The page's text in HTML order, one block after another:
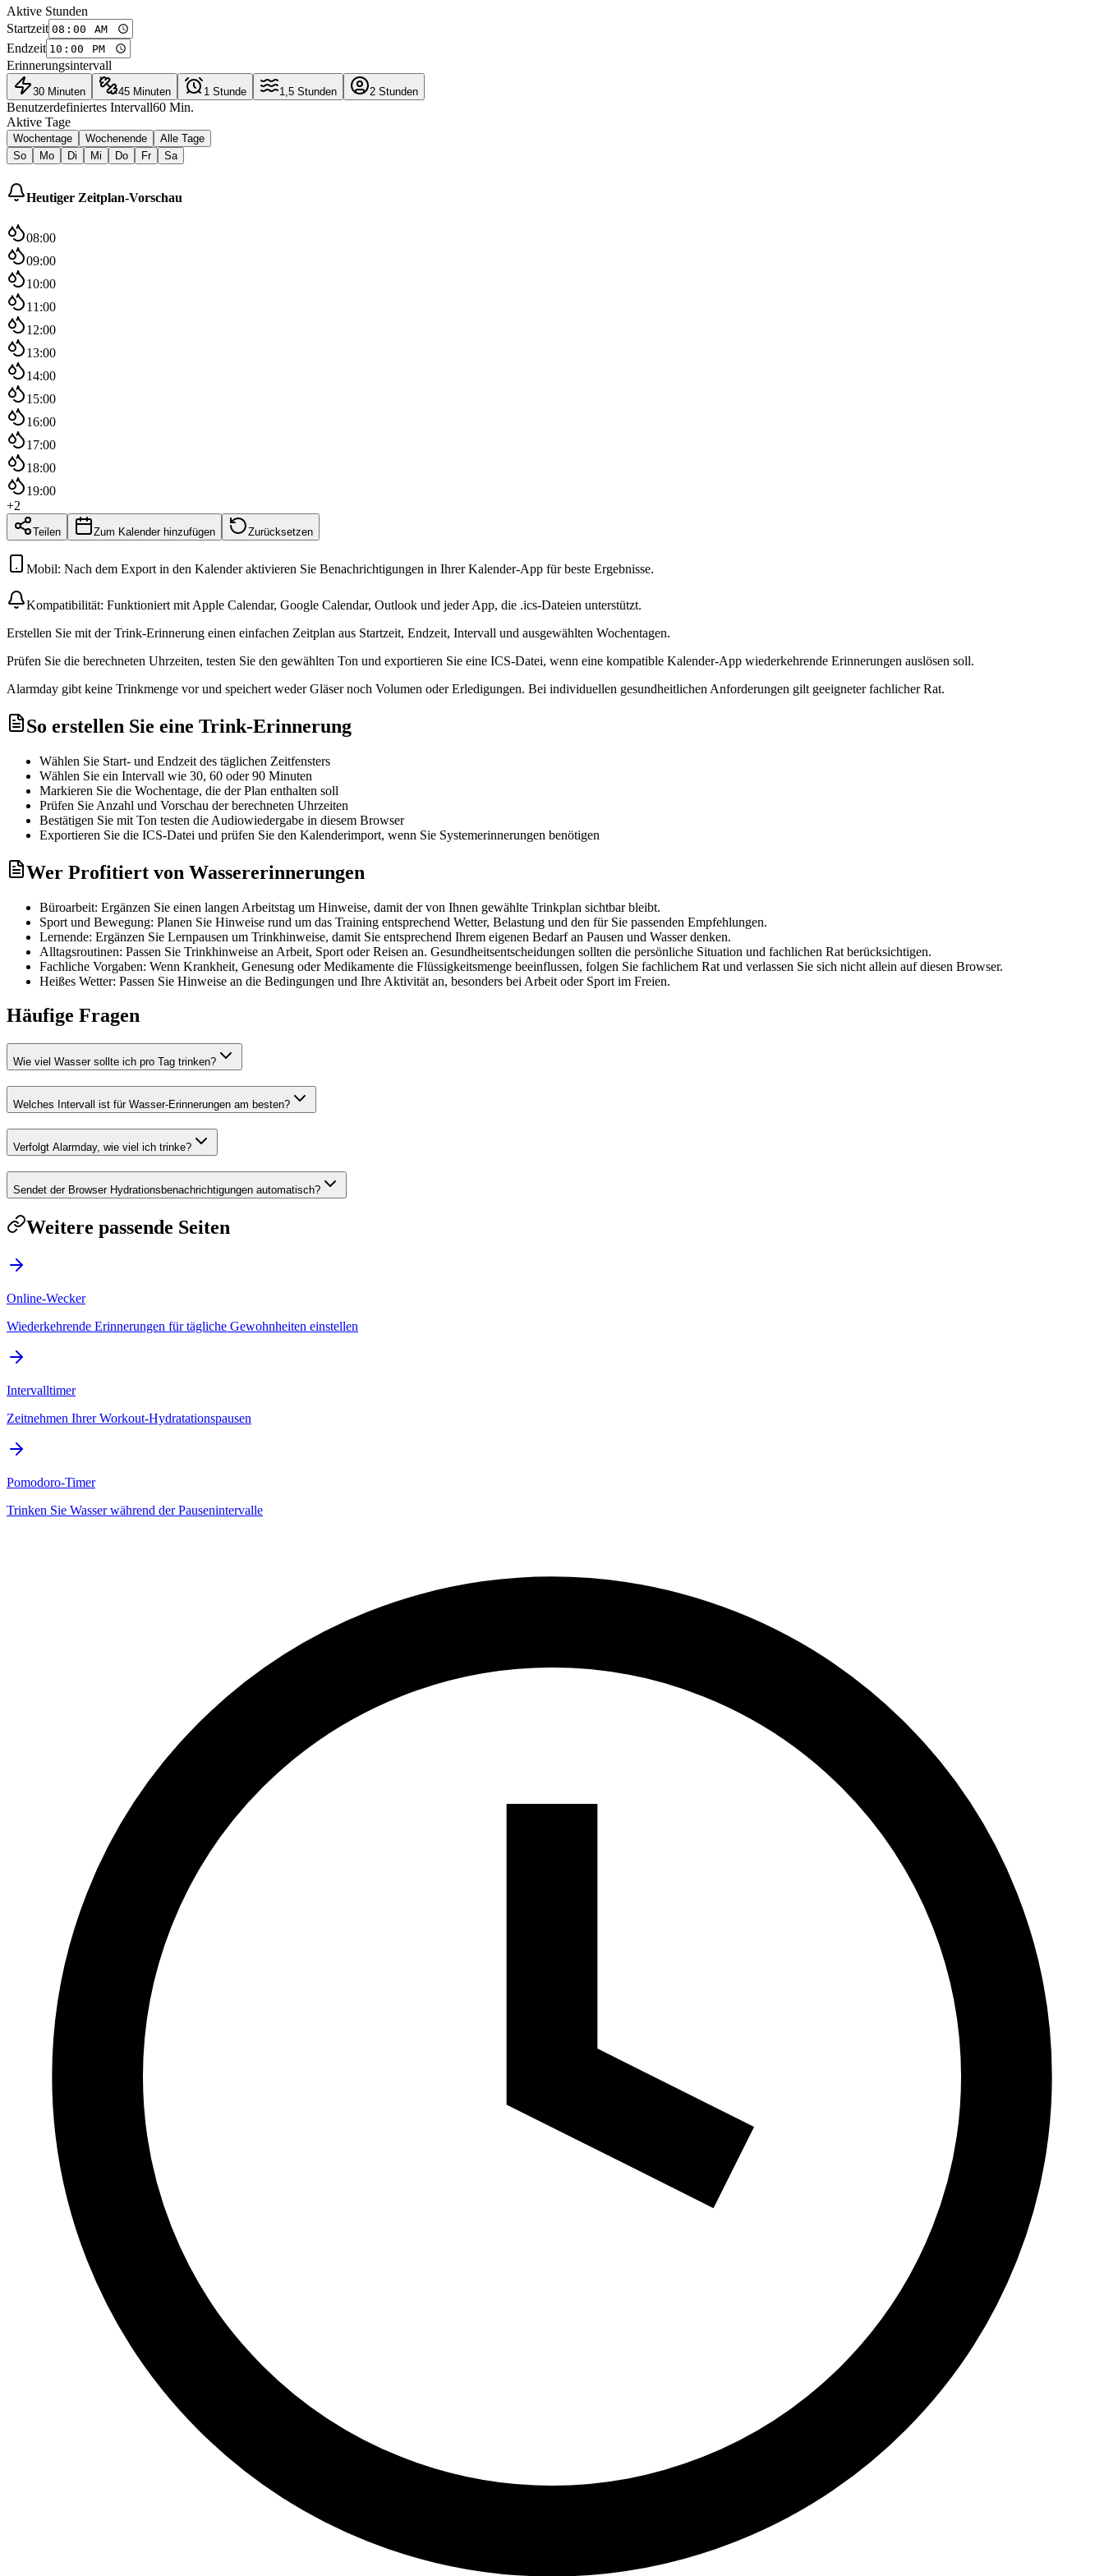
Aktive Stunden
Startzeit
Endzeit
Erinnerungsintervall
30 Minuten 45 Minuten 1 Stunde 1,5 Stunden 2 Stunden
Benutzerdefiniertes Intervall60 Min.
Aktive Tage
Wochentage Wochenende
Alle Tage
So
Mo Di Mi Do Fr Sa
Heutiger Zeitplan-Vorschau
08:00
09:00
10:00
11:00
12:00
13:00
14:00
15:00
16:00
17:00
18:00
19:00
+2
Teilen Zum Kalender hinzufügen Zurücksetzen
Mobil: Nach dem Export in den Kalender aktivieren Sie Benachrichtigungen in Ihrer Kalender-App für beste Ergebnisse.
Kompatibilität: Funktioniert mit Apple Calendar, Google Calendar, Outlook und jeder App, die .ics-Dateien unterstützt.
Erstellen Sie mit der Trink-Erinnerung einen einfachen Zeitplan aus Startzeit, Endzeit, Intervall und ausgewählten Wochentagen.
Prüfen Sie die berechneten Uhrzeiten, testen Sie den gewählten Ton und exportieren Sie eine ICS-Datei, wenn eine kompatible Kalender-App wiederkehrende Erinnerungen auslösen soll.
Alarmday gibt keine Trinkmenge vor und speichert weder Gläser noch Volumen oder Erledigungen. Bei individuellen gesundheitlichen Anforderungen gilt geeigneter fachlicher Rat.
So erstellen Sie eine Trink-Erinnerung
Wählen Sie Start- und Endzeit des täglichen Zeitfensters
Wählen Sie ein Intervall wie 30, 60 oder 90 Minuten
Markieren Sie die Wochentage, die der Plan enthalten soll
Prüfen Sie Anzahl und Vorschau der berechneten Uhrzeiten
Bestätigen Sie mit Ton testen die Audiowiedergabe in diesem Browser
Exportieren Sie die ICS-Datei und prüfen Sie den Kalenderimport, wenn Sie Systemerinnerungen benötigen
Wer Profitiert von Wassererinnerungen
Büroarbeit: Ergänzen Sie einen langen Arbeitstag um Hinweise, damit der von Ihnen gewählte Trinkplan sichtbar bleibt.
Sport und Bewegung: Planen Sie Hinweise rund um das Training entsprechend Wetter, Belastung und den für Sie passenden Empfehlungen.
Lernende: Ergänzen Sie Lernpausen um Trinkhinweise, damit Sie entsprechend Ihrem eigenen Bedarf an Pausen und Wasser denken.
Alltagsroutinen: Passen Sie Trinkhinweise an Arbeit, Sport oder Reisen an. Gesundheitsentscheidungen sollten die persönliche Situation und fachlichen Rat berücksichtigen.
Fachliche Vorgaben: Wenn Krankheit, Genesung oder Medikamente die Flüssigkeitsmenge beeinflussen, folgen Sie fachlichem Rat und verlassen Sie sich nicht allein auf diesen Browser.
Heißes Wetter: Passen Sie Hinweise an die Bedingungen und Ihre Aktivität an, besonders bei Arbeit oder Sport im Freien.
Häufige Fragen
Wie viel Wasser sollte ich pro Tag trinken?
Welches Intervall ist für Wasser-Erinnerungen am besten?
Verfolgt Alarmday, wie viel ich trinke?
Sendet der Browser Hydrationsbenachrichtigungen automatisch?
Weitere passende Seiten
Online-Wecker
Wiederkehrende Erinnerungen für tägliche Gewohnheiten einstellen
Intervalltimer
Zeitnehmen Ihrer Workout-Hydratationspausen
Pomodoro-Timer
Trinken Sie Wasser während der Pausenintervalle